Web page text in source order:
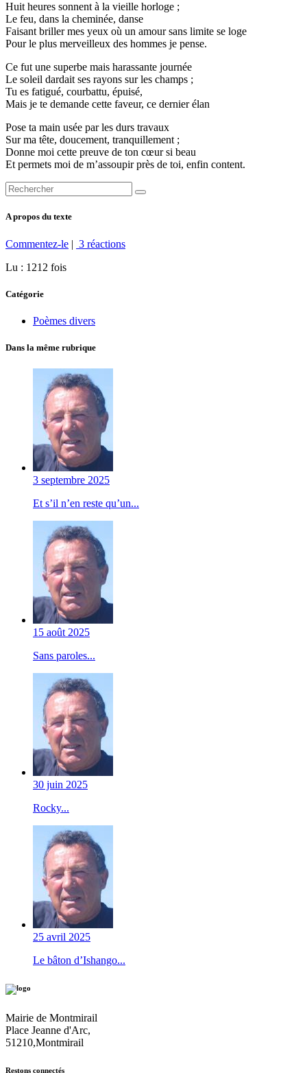
Huit heures sonnent à la vieille horloge ;
Le feu, dans la cheminée, danse
Faisant briller mes yeux où un amour sans limite se loge
Pour le plus merveilleux des hommes je pense.
Ce fut une superbe mais harassante journée
Le soleil dardait ses rayons sur les champs ;
Tu es fatigué, courbattu, épuisé,
Mais je te demande cette faveur, ce dernier élan
Pose ta main usée par les durs travaux
Sur ma tête, doucement, tranquillement ;
Donne moi cette preuve de ton cœur si beau
Et permets moi de m’assoupir près de toi, enfin content.
A propos du texte
Commentez-le | 3 réactions
Lu : 1212 fois
Catégorie
Poèmes divers
Dans la même rubrique
3 septembre 2025
Et s’il n’en reste qu’un...
15 août 2025
Sans paroles...
30 juin 2025
Rocky...
25 avril 2025
Le bâton d’Ishango...
Mairie de Montmirail
Place Jeanne d'Arc,
51210,Montmirail
Restons connectés